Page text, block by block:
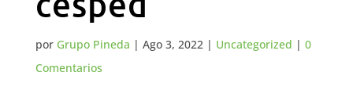
por Grupo Pineda | Ago 3, 2022| Uncategorized | 0
Comentarios